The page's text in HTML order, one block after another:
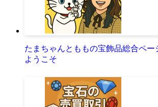
たまちゃんとももの宝飾品総合ペー
ようこそ